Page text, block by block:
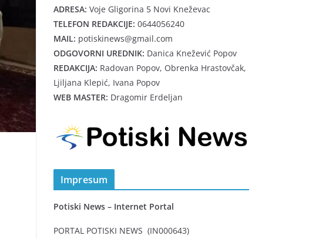
ADRESA: Voje Gligorina 5 Novi Kneževac
TELEFON REDAKCIJE: 0644056240
MAIL: potiskinews@gmail.com
ODGOVORNI UREDNIK: Danica Knežević Popov
REDAKCIJA: Radovan Popov, Obrenka Hrastovčak,
Ljiljana Klepić, Ivana Popov
WEB MASTER: Dragomir Erdeljan
Impresum
Potiski News – Internet Portal
PORTAL POTISKI NEWS (IN000643)